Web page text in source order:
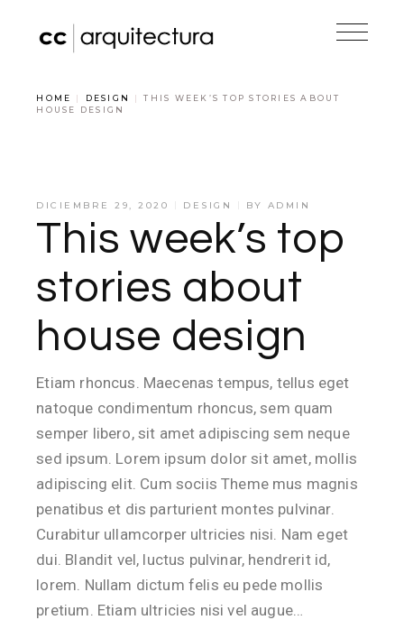
HOME DESIGN
THIS WEEK’S TOP STORIES ABOUT
HOUSE DESIGN
DICIEMBRE 29, 2020 DESIGN BY ADMIN
This week’s top
stories about
house design
Etiam rhoncus. Maecenas tempus, tellus eget
natoque condimentum rhoncus, sem quam
semper libero, sit amet adipiscing sem neque
sed ipsum. Lorem ipsum dolor sit amet, mollis
adipiscing elit. Cum sociis Theme mus magnis
penatibus et dis parturient montes pulvinar.
Curabitur ullamcorper ultricies nisi. Nam eget
dui. Blandit vel, luctus pulvinar, hendrerit id,
lorem. Nullam dictum felis eu pede mollis
pretium. Etiam ultricies nisi vel augue…